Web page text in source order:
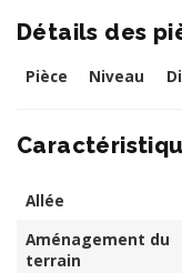
Détails des
Pièce
Niveau
Allée
Aménagement du
terrain